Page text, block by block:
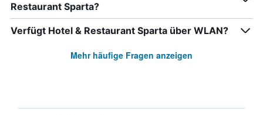
Restaurant Sparta?
Verfügt Hotel & Restaurant Sparta über WLAN?
Mehr häufige Fragen anzeigen